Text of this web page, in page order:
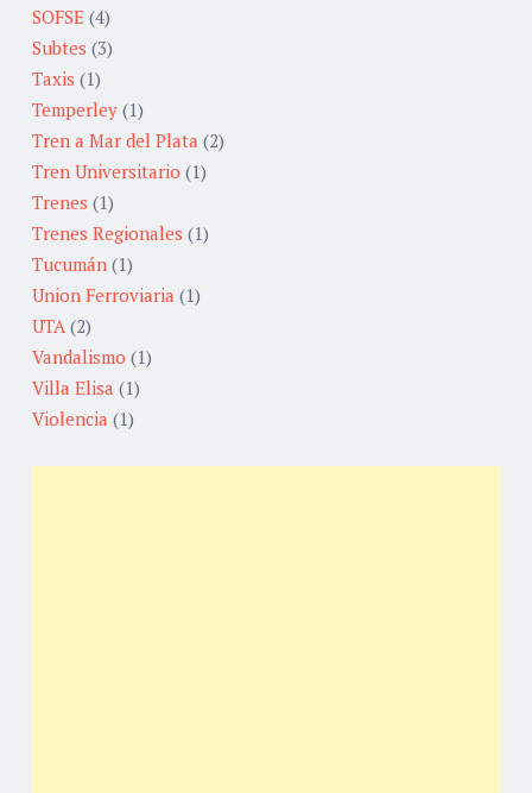
SOFSE (4)
Subtes (3)
Taxis (1)
Temperley (1)
Tren a Mar del Plata (2)
Tren Universitario (1)
Trenes (1)
Trenes Regionales (1)
Tucumán (1)
Union Ferroviaria (1)
UTA (2)
Vandalismo (1)
Villa Elisa (1)
Violencia (1)